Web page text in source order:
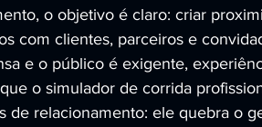
o objetivo é claro: criar
com clientes, parceiros e
e o público é exigente,
o simulador de corrida
de relacionamento: ele quebra o